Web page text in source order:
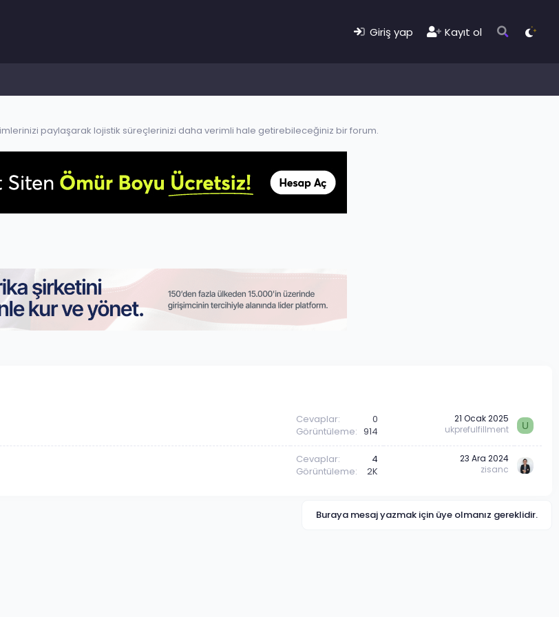
Giriş yap Kayıt ol
paylaşarak lojistik süreçlerinizi daha verimli hale getirebileceğiniz bir forum.
Cevaplar
0
Görüntüleme
914
21 Ocak 2025
ukprefulfillment
U
Cevaplar
4
Görüntüleme
2K
23 Ara 2024
zisanc
Buraya mesaj yazmak için üye olmanız gereklidir.